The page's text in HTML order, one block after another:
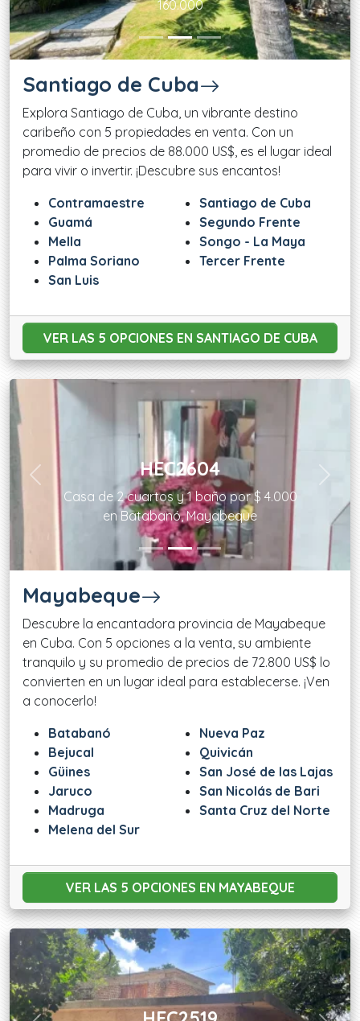
160.000
Santiago de Cuba
Explora Santiago de Cuba, un vibrante destino
caribeño con 5 propiedades en venta. Con un
promedio de precios de 88.000 US$, es el lugar ideal
para vivir o invertir. ¡Descubre sus encantos!
Contramaestre
Guamá
Mella
Palma Soriano
San Luis
Santiago de Cuba
Segundo Frente
Songo - La Maya
Tercer Frente
VER LAS 5 OPCIONES EN SANTIAGO DE CUBA
HEC2604
Casa de 2 cuartos y 1 baño por $ 4.000
en Batabanó, Mayabeque
Previous Next
Mayabeque
Descubre la encantadora provincia de Mayabeque
en Cuba. Con 5 opciones a la venta, su ambiente
tranquilo y su promedio de precios de 72.800 US$ lo
convierten en un lugar ideal para establecerse. ¡Ven
a conocerlo!
Batabanó
Bejucal
Güines
Jaruco
Madruga
Melena del Sur
Nueva Paz
Quivicán
San José de las Lajas
San Nicolás de Bari
Santa Cruz del Norte
VER LAS 5 OPCIONES EN MAYABEQUE